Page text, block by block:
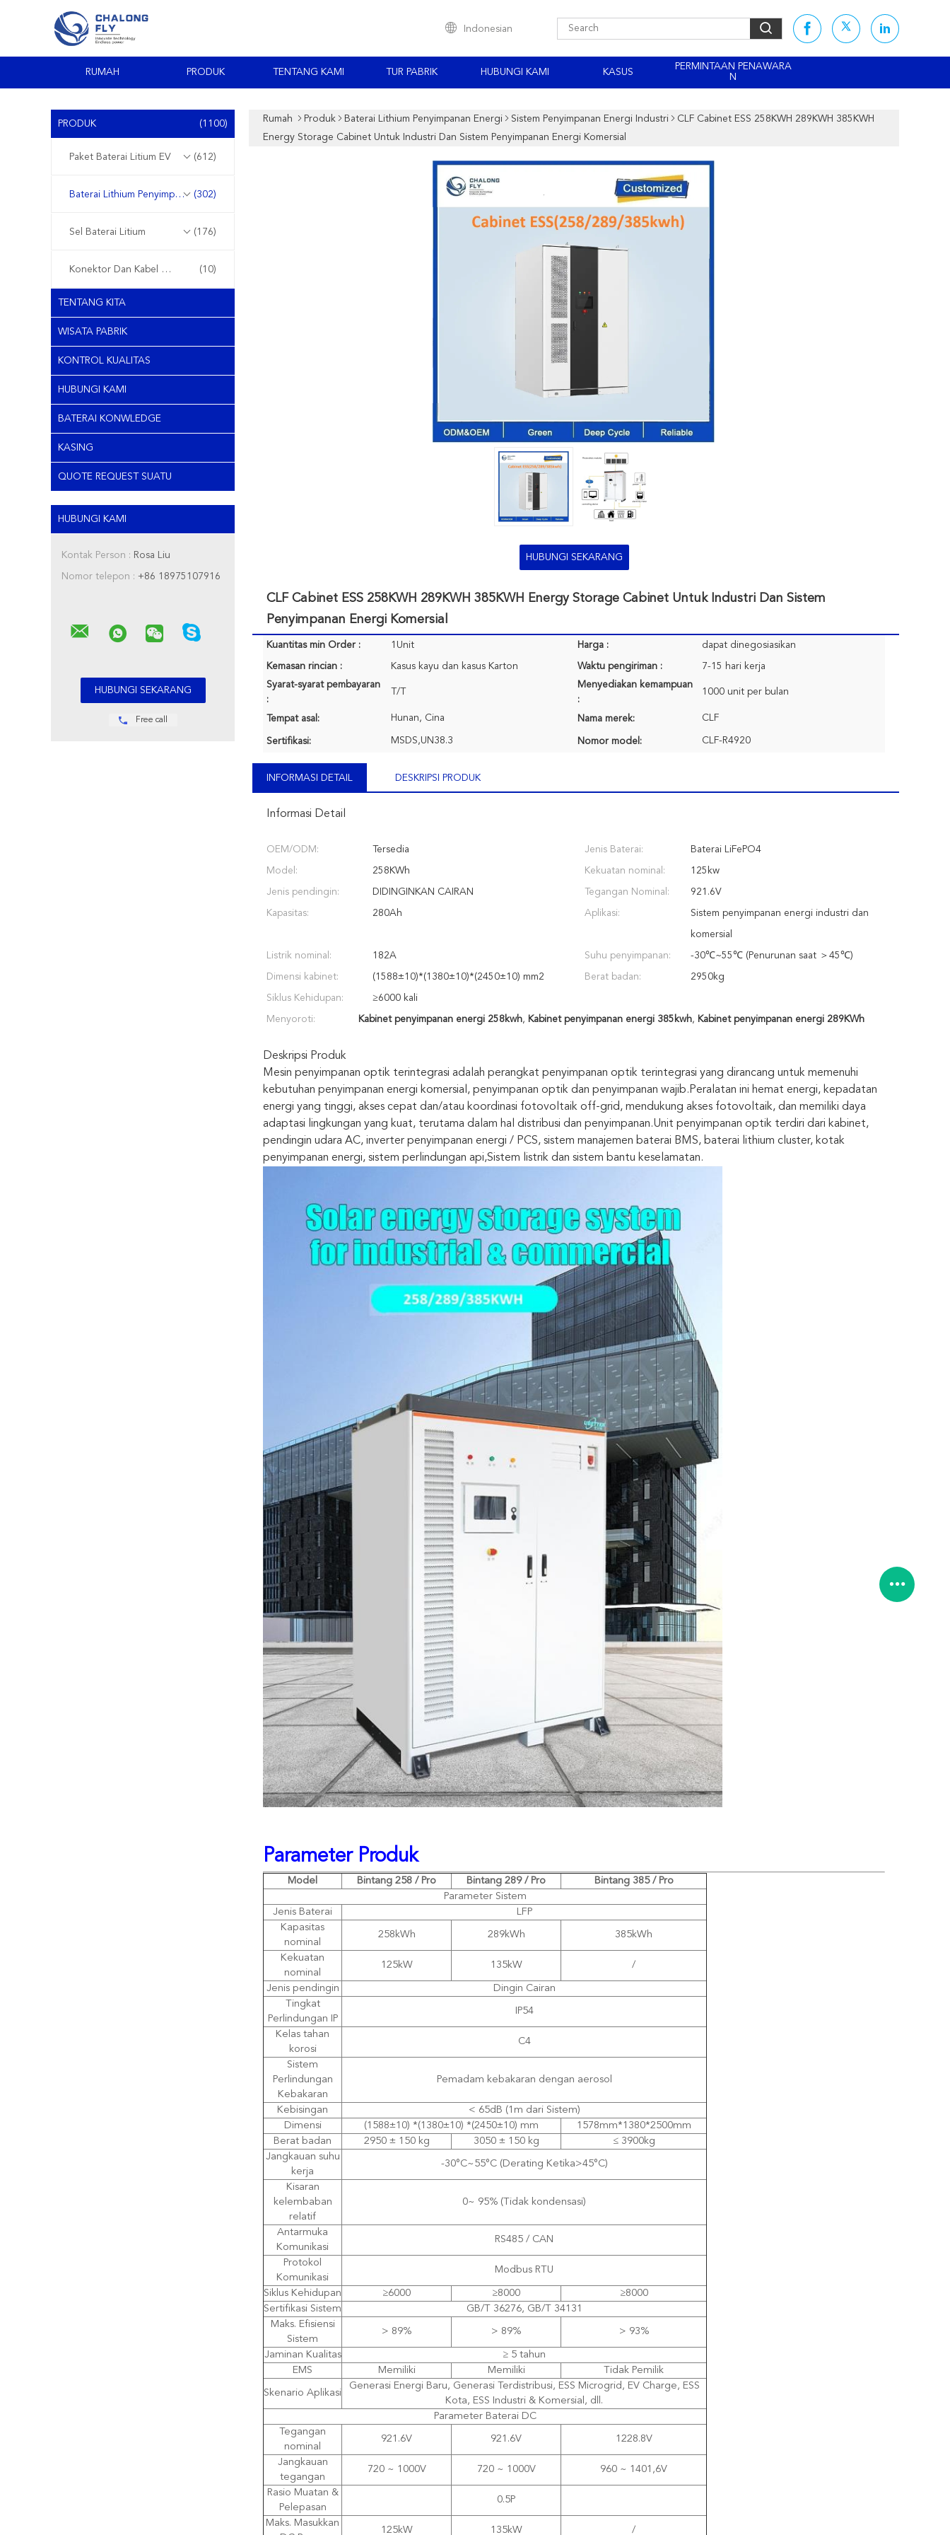
Indonesian
RUMAH PRODUK TENTANG KAMI TUR PABRIK HUBUNGI KAMI KASUS
PERMINTAAN PENAWARA
N
PRODUK (1100)
Paket Baterai Litium EV (612)
Baterai Lithium Penyimpanan Energi (302)
Sel Baterai Litium (176)
Konektor Dan Kabel Gelang (10)
TENTANG KITA
WISATA PABRIK
KONTROL KUALITAS
HUBUNGI KAMI
BATERAI KONWLEDGE
KASING
QUOTE REQUEST SUATU
HUBUNGI KAMI
Kontak Person : Rosa Liu
Nomor telepon : +86 18975107916
Free call
Rumah Produk Baterai Lithium Penyimpanan Energi Sistem Penyimpanan Energi Industri
CLF Cabinet ESS 258KWH 289KWH 385KWH
Energy Storage Cabinet Untuk Industri Dan Sistem Penyimpanan Energi Komersial
HUBUNGI SEKARANG
CLF Cabinet ESS 258KWH 289KWH 385KWH Energy Storage Cabinet Untuk Industri Dan Sistem
Penyimpanan Energi Komersial
Kuantitas min Order : 1Unit Harga : dapat dinegosiasikan
Kemasan rincian : Kasus kayu dan kasus Karton Waktu pengiriman :
7-15 hari kerja
Syarat-syarat pembayaran
:
T/T
Menyediakan kemampuan
:
1000 unit per bulan
Tempat asal: Hunan, Cina Nama merek: CLF
Sertifikasi: MSDS,UN38.3 Nomor model: CLF-R4920
INFORMASI DETAIL DESKRIPSI PRODUK
Informasi Detail
OEM/ODM: Tersedia Jenis Baterai: Baterai LiFePO4
Model: 258KWh Kekuatan nominal: 125kw
Jenis pendingin: DIDINGINKAN CAIRAN Tegangan Nominal: 921.6V
Kapasitas: 280Ah Aplikasi: Sistem penyimpanan energi industri dan
komersial
Listrik nominal: 182A Suhu penyimpanan: -30℃~55℃ (Penurunan saat ＞45℃)
Dimensi kabinet: (1588±10)*(1380±10)*(2450±10) mm2 Berat badan: 2950kg
Siklus Kehidupan: ≥6000 kali
Menyoroti: Kabinet penyimpanan energi 258kwh, Kabinet penyimpanan energi 385kwh, Kabinet penyimpanan energi 289KWh
Deskripsi Produk
Mesin penyimpanan optik terintegrasi adalah perangkat penyimpanan optik terintegrasi yang dirancang untuk memenuhi
kebutuhan penyimpanan energi komersial, penyimpanan optik dan penyimpanan wajib.Peralatan ini hemat energi, kepadatan
energi yang tinggi, akses cepat dan/atau koordinasi fotovoltaik off-grid, mendukung akses fotovoltaik, dan memiliki daya
adaptasi lingkungan yang kuat, terutama dalam hal distribusi dan penyimpanan.Unit penyimpanan optik terdiri dari kabinet,
pendingin udara AC, inverter penyimpanan energi / PCS, sistem manajemen baterai BMS, baterai lithium cluster, kotak
penyimpanan energi, sistem perlindungan api,Sistem listrik dan sistem bantu keselamatan.
Parameter Produk
Model Bintang 258 / Pro Bintang 289 / Pro
Bintang 385 / Pro
Parameter Sistem
Jenis Baterai
LFP
Kapasitas
nominal
258kWh 289kWh 385kWh
Kekuatan
nominal
125kW 135kW /
Jenis pendingin
Dingin Cairan
Tingkat
Perlindungan IP
IP54
Kelas tahan
korosi
C4
Sistem
Perlindungan
Kebakaran
Pemadam kebakaran dengan aerosol
Kebisingan
< 65dB (1m dari Sistem)
Dimensi
(1588±10) *(1380±10) *(2450±10) mm
1578mm*1380*2500mm
Berat badan
2950 ± 150 kg 3050 ± 150 kg
≤ 3900kg
Jangkauan suhu
kerja
-30°C~55°C (Derating Ketika>45°C)
Kisaran
kelembaban
relatif
0~ 95% (Tidak kondensasi)
Antarmuka
Komunikasi
RS485 / CAN
Protokol
Komunikasi
Modbus RTU
Siklus Kehidupan ≥6000 ≥8000
≥8000
Sertifikasi Sistem
GB/T 36276, GB/T 34131
Maks. Efisiensi
Sistem
> 89% > 89% > 93%
Jaminan Kualitas
≥ 5 tahun
EMS
Memiliki Memiliki Tidak Pemilik
Skenario Aplikasi
Generasi Energi Baru, Generasi Terdistribusi, ESS Microgrid, EV Charge, ESS
Kota, ESS Industri & Komersial, dll.
Parameter Baterai DC
Tegangan
nominal
921.6V 921.6V 1228.8V
Jangkauan
tegangan
720 ~ 1000V 720 ~ 1000V 960 ~ 1401,6V
Rasio Muatan &
Pelepasan
0.5P
Maks. Masukkan
125kW 135kW /